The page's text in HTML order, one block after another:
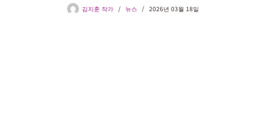
김지훈 작가 뉴스 2026년 03월 18일